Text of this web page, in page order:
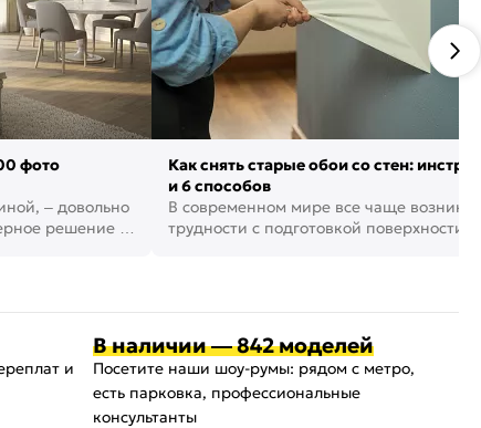
фото
– довольно
решение в
Как снять старые обои со стен:
и 6 способов
В современном мире все чаще
трудности с подготовкой поверхности
и
В наличии — 842 моделей
Посетите наши шоу-румы: рядом с метро,
есть парковка, профессиональные
консультанты